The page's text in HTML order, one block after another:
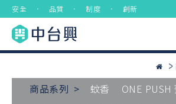
安全 ． 品質 ． 制度 ． 創新
商品系列 > 蚊香
ONE PUSH